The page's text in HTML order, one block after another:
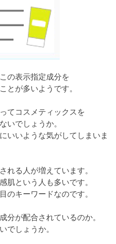
の表示指定成分を
とが多いようです。
てコスメティックスを
いでしょうか。
いいような気がしてしまいま
れる人が増えています。
肌という人も多いです。
のキーワードなのです。
分が配合されているのか。
でしょうか。